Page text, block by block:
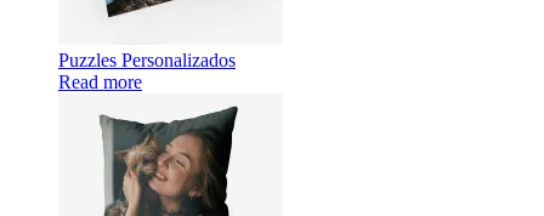
Puzzles Personalizados
Read more